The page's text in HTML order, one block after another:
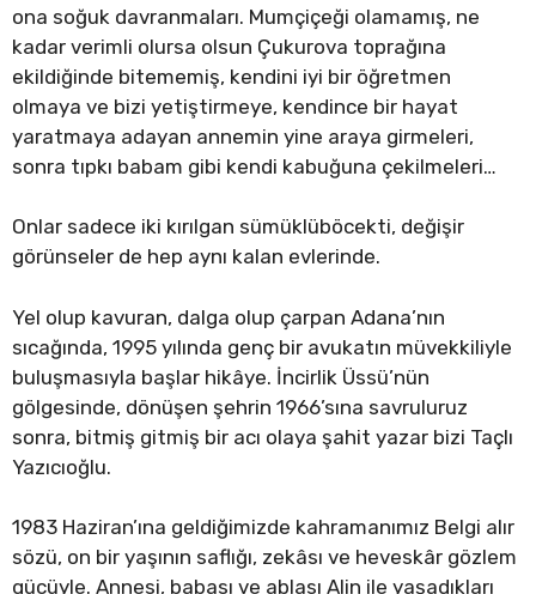
ona soğuk davranmaları. Mumçiçeği olamamış, ne
kadar verimli olursa olsun Çukurova toprağına
ekildiğinde bitememiş, kendini iyi bir öğretmen
olmaya ve bizi yetiştirmeye, kendince bir hayat
yaratmaya adayan annemin yine araya girmeleri,
sonra tıpkı babam gibi kendi kabuğuna çekilmeleri…
Onlar sadece iki kırılgan sümüklüböcekti, değişir
görünseler de hep aynı kalan evlerinde.
Yel olup kavuran, dalga olup çarpan Adana’nın
sıcağında, 1995 yılında genç bir avukatın müvekkiliyle
buluşmasıyla başlar hikâye. İncirlik Üssü’nün
gölgesinde, dönüşen şehrin 1966’sına savruluruz
sonra, bitmiş gitmiş bir acı olaya şahit yazar bizi Taçlı
Yazıcıoğlu.
1983 Haziran’ına geldiğimizde kahramanımız Belgi alır
sözü, on bir yaşının saflığı, zekâsı ve heveskâr gözlem
gücüyle. Annesi, babası ve ablası Alin ile yaşadıkları